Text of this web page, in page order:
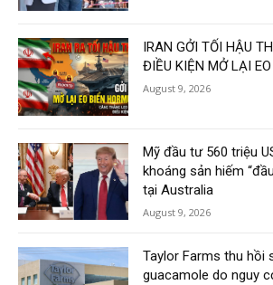
IRAN GỞI TỐI HẬU
ĐIỀU KIỆN MỞ LẠI
August 9, 2026
Mỹ đầu tư 560 triệu
khoáng sản hiếm
tại Australia
August 9, 2026
Taylor Farms thu hồi
guacamole do nguy